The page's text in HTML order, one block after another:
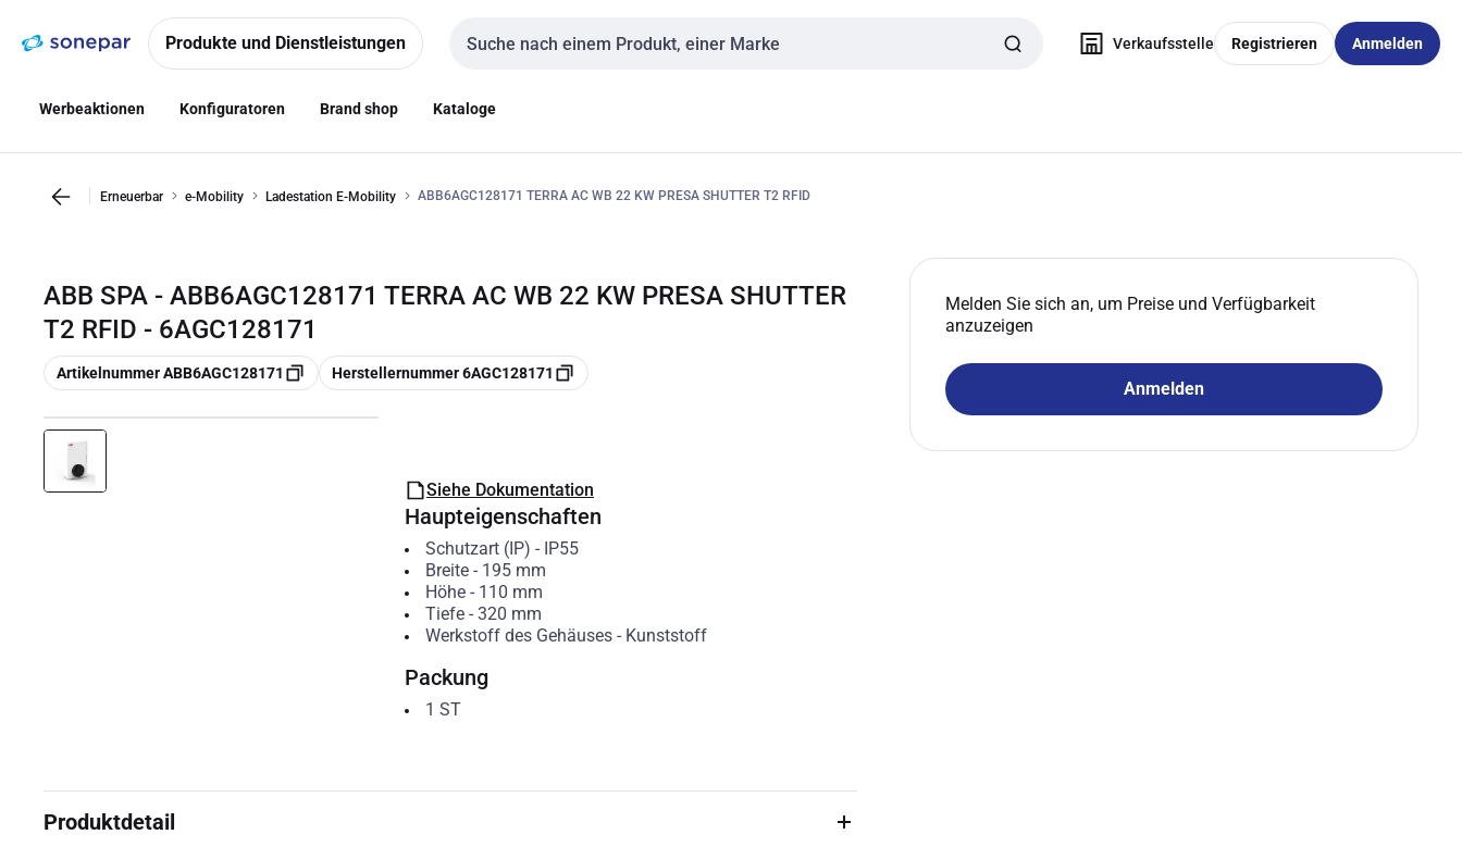
NavigationInhalt
Produkte und Dienstleistungen
Sucheingabe
Verkaufsstelle Registrieren Anmelden
Werbeaktionen Konfiguratoren Brand shop Kataloge
Erneuerbar e-Mobility Ladestation E-Mobility ABB6AGC128171 TERRA AC WB 22 KW PRESA SHUTTER T2 RFID
ABB SPA - ABB6AGC128171 TERRA AC WB 22 KW PRESA SHUTTER
T2 RFID - 6AGC128171
Kopieren
Artikelnummer ABB6AGC128171 Kopieren
Herstellernummer 6AGC128171
Melden Sie sich an, um Preise und Verfügbarkeit
anzuzeigen
Anmelden
Siehe Dokumentation
Haupteigenschaften
Schutzart (IP) - IP55
Breite- 195 mm
Höhe- 110 mm
Tiefe- 320 mm
Werkstoff des Gehäuses- Kunststoff
Packung
1 ST
Produktdetail